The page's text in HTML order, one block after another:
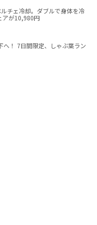
チェ冷却。ダブルで身体を冷
アが10,980円
へ！ 7日間限定、しゃぶ葉ラン